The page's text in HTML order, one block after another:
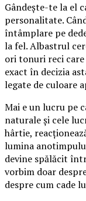
Gândește-te la el
personalitate.
întâmplare pe
la fel. Albastrul
ori tonuri reci
exact în decizia
legate de culoare
Mai e un lucru pe
naturale și cele
hârtie,
lumina
devine spălăcit
vorbim doar
despre cum cade